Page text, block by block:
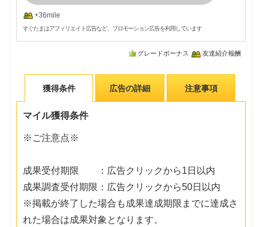
+36mile
すぐたまはアフィリエイト広告など、プロモーション広告を利用しています
グレードボーナス 友達紹介報酬
獲得条件 広告の詳細 注意事項
マイル獲得条件
※ご注意点※
成果受付期限 ：広告クリックから1日以内
成果調査受付期限：広告クリックから50日以内
※掲載が終了した場合も成果達成期限までに達成さ
れた場合は成果対象となります。